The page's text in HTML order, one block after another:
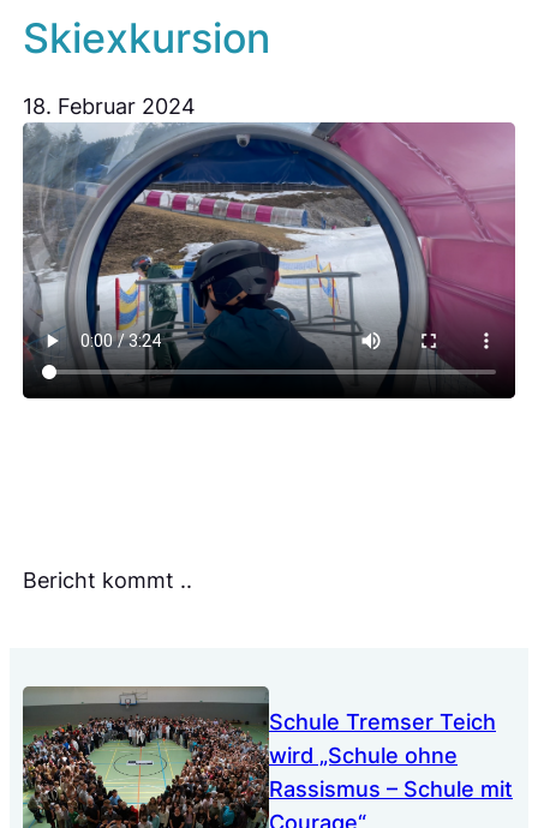
Skiexkursion
18. Februar 2024
Bericht kommt ..
Schule Tremser Teich
wird „Schule ohne
Rassismus – Schule mit
Courage“